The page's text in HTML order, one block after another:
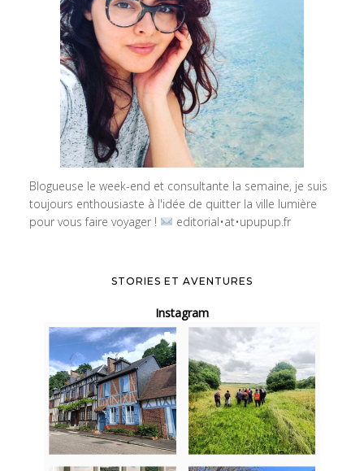
Blogueuse le week-end et consultante la semaine, je suis
toujours enthousiaste à l'idée de quitter la ville lumière
pour vous faire voyager !
editorial•at•upupup.fr
STORIES ET AVENTURES
Instagram